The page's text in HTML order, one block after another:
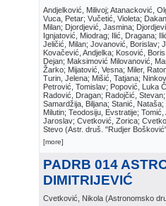
Andjelković, Milivoj; Atanacković,
Vuca, Petar; Vučetić, Violeta;
Milan; Djordjević, Jasmina;
Ignjatović, Miodrag; Ilić, Dragana;
Jeličić, Milan; Jovanović, Borislav;
Kovačević, Andjelka; Kosović,
Dejan; Maksimović Milovanović,
Žarko; Mijatović, Vesna; Miler,
Turin, Jelena; Mišić, Tatjana;
Petrović, Tomislav; Popović, Luka
Radović, Dragan; Radojčić,
Samardžija, Biljana; Stanić,
Milutin; Teodosiju, Evstratije;
Jaroslav; Cvetković, Zorica;
Stevo (Astr. druš. "Rudjer
[more]
PADRB 014
DIMITRIJEVIĆ
Cvetković, Nikola (Astronomsko